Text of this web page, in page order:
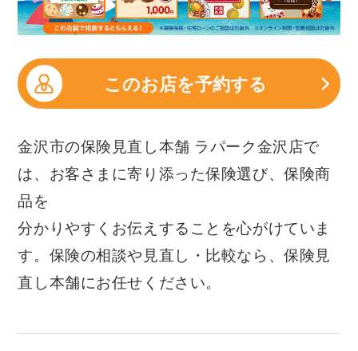
金沢市の保険見直し本舗 ラパーク金沢店で
は、お客さまに寄り添った保険選び、保険商
品を
分かりやすくお伝えすることを心がけていま
す。保険の相談や見直し・比較なら、保険見
直し本舗にお任せください。
このお店を予約する